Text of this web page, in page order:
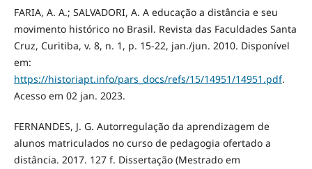
FARIA, A. A.; SALVADORI, A. A educação a distância e seu
movimento histórico no Brasil. Revista das Faculdades Santa
Cruz, Curitiba, v. 8, n. 1, p. 15-22, jan./jun. 2010. Disponível
em:
https://historiapt.info/pars_docs/refs/15/14951/14951.pdf.
Acesso em 02 jan. 2023.
FERNANDES, J. G. Autorregulação da aprendizagem de
alunos matriculados no curso de pedagogia ofertado a
distância. 2017. 127 f. Dissertação (Mestrado em